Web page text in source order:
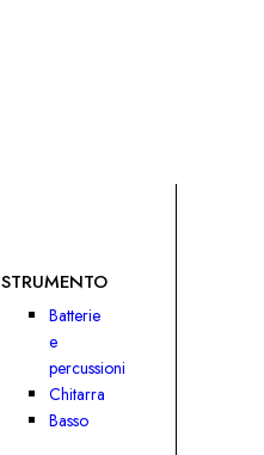
STRUMENTO
Batterie
e
percussioni
Chitarra
Basso